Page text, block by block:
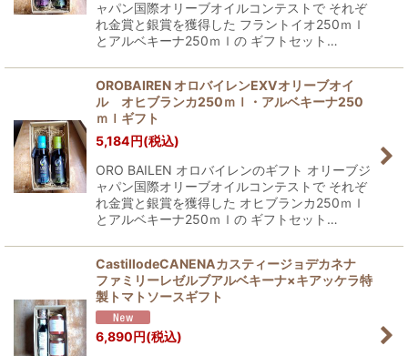
ャパン国際オリーブオイルコンテストで それぞ
れ金賞と銀賞を獲得した フラントイオ250ｍｌ
とアルベキーナ250ｍｌの ギフトセット…
OROBAIREN オロバイレンEXVオリーブオイ
ル オヒブランカ250ｍｌ・アルベキーナ250
ｍｌギフト
5,184円(税込)
ORO BAILEN オロバイレンのギフト オリーブジ
ャパン国際オリーブオイルコンテストで それぞ
れ金賞と銀賞を獲得した オヒブランカ250ｍｌ
とアルベキーナ250ｍｌの ギフトセット…
CastillodeCANENAカスティージョデカネナ
ファミリーレゼルブアルベキーナ×キアッケラ特
製トマトソースギフト
6,890円(税込)